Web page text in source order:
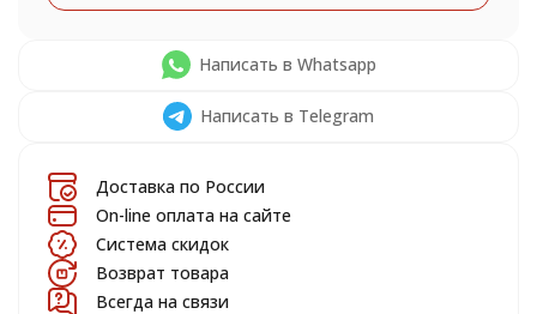
Написать в Whatsapp
Написать в Telegram
Доставка по России
On-line оплата на сайте
Система скидок
Возврат товара
Всегда на связи